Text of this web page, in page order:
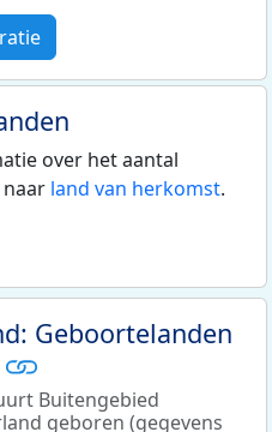
over het aantal
land van herkomst.
Geboortelanden
Buitengebied
geboren (gegevens